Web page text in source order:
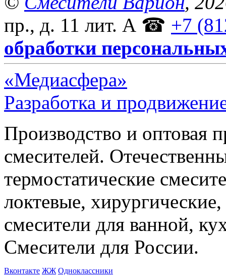
пр., д. 11 лит. А ☎ +7
обработки
«Медиасфера»
Разработка и
Производство и оптовая
смесителей.
термостатические
локтевые,
смесители для ванной,
Смесители для России.
Bконтакте ЖЖ Одноклассники